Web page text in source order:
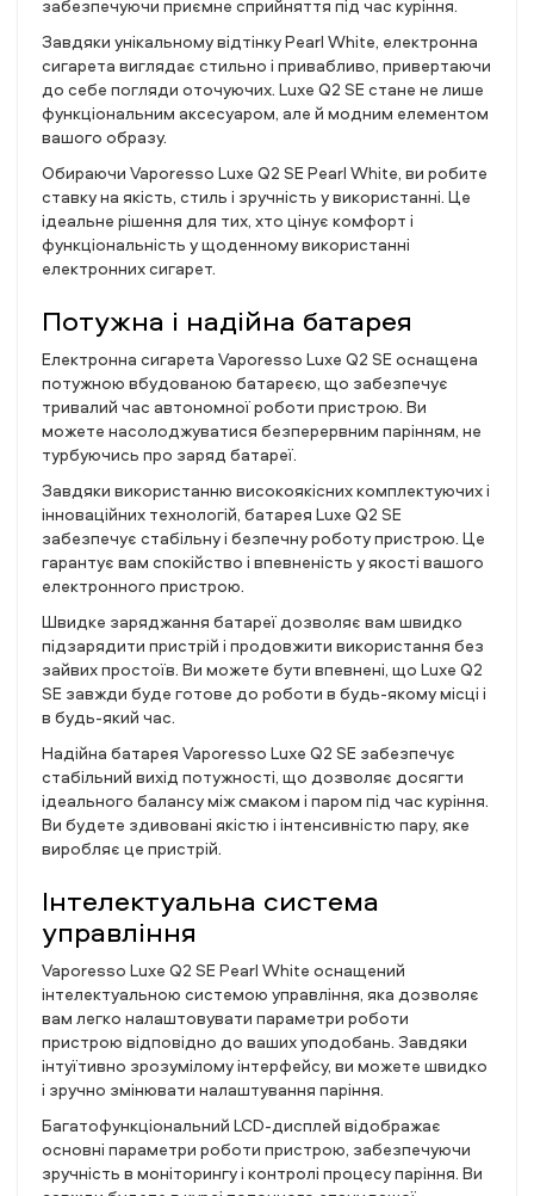
забезпечуючи приємне сприйняття під час куріння.
Завдяки унікальному відтінку Pearl White, електронна
сигарета виглядає стильно і привабливо, привертаючи
до себе погляди оточуючих. Luxe Q2 SE стане не лише
функціональним аксесуаром, але й модним елементом
вашого образу.
Обираючи Vaporesso Luxe Q2 SE Pearl White, ви робите
ставку на якість, стиль і зручність у використанні. Це
ідеальне рішення для тих, хто цінує комфорт і
функціональність у щоденному використанні
електронних сигарет.
Потужна і надійна батарея
Електронна сигарета Vaporesso Luxe Q2 SE оснащена
потужною вбудованою батареєю, що забезпечує
тривалий час автономної роботи пристрою. Ви
можете насолоджуватися безперервним парінням, не
турбуючись про заряд батареї.
Завдяки використанню високоякісних комплектуючих і
інноваційних технологій, батарея Luxe Q2 SE
забезпечує стабільну і безпечну роботу пристрою. Це
гарантує вам спокійство і впевненість у якості вашого
електронного пристрою.
Швидке заряджання батареї дозволяє вам швидко
підзарядити пристрій і продовжити використання без
зайвих простоїв. Ви можете бути впевнені, що Luxe Q2
SE завжди буде готове до роботи в будь-якому місці і
в будь-який час.
Надійна батарея Vaporesso Luxe Q2 SE забезпечує
стабільний вихід потужності, що дозволяє досягти
ідеального балансу між смаком і паром під час куріння.
Ви будете здивовані якістю і інтенсивністю пару, яке
виробляє це пристрій.
Інтелектуальна система
управління
Vaporesso Luxe Q2 SE Pearl White оснащений
інтелектуальною системою управління, яка дозволяє
вам легко налаштовувати параметри роботи
пристрою відповідно до ваших уподобань. Завдяки
інтуїтивно зрозумілому інтерфейсу, ви можете швидко
і зручно змінювати налаштування паріння.
Багатофункціональний LCD-дисплей відображає
основні параметри роботи пристрою, забезпечуючи
зручність в моніторингу і контролі процесу паріння. Ви